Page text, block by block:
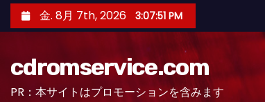
ン
金. 8月 7th, 2026 3:07:52 PM
cdromservice.com
PR：本サイトはプロモーションを含みます